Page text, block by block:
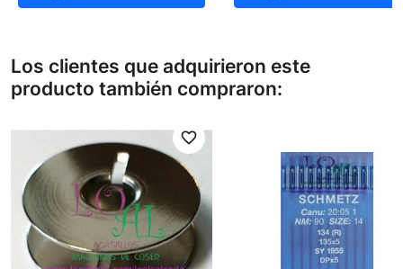
Los clientes que adquirieron este
producto también compraron:
favorite_border